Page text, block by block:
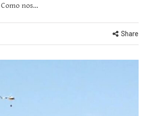
nos…
Share